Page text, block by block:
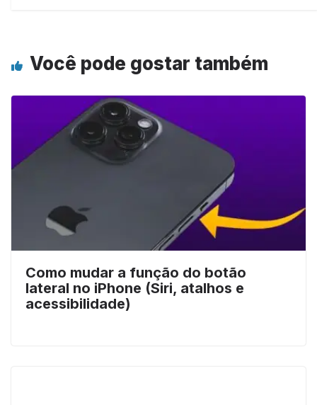
Você pode gostar também
Como mudar a função do botão
lateral no iPhone (Siri, atalhos e
acessibilidade)